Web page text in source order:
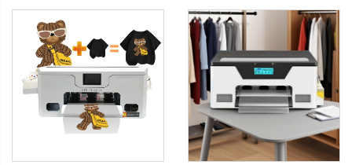
เครื่องพิมพ์ฉลากคริสตัล
แบบครบวงจรระบบม้วนต่อ
ม้วนพร้อมเครื่องเคลือบ
สำหรับเครื่องพิมพ์อิงค์เจ็ท
อะไหล่ทดแทนสำหรับ
เครื่องพิมพ์ DTF Eco
Solvent UV DTF